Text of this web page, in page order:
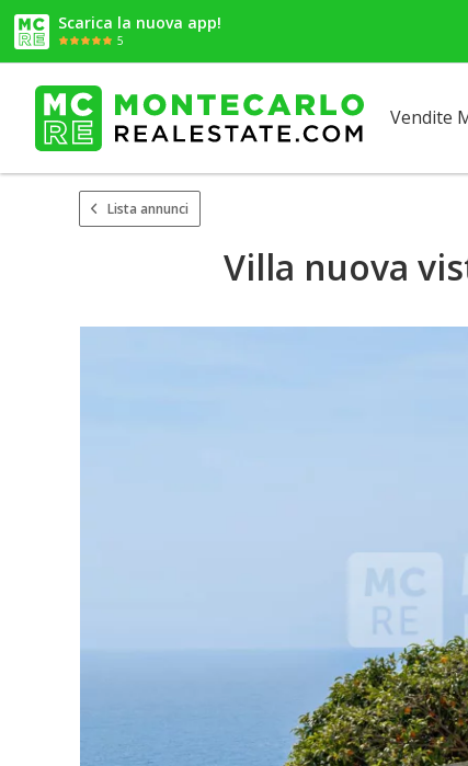
Scarica la nuova app!
5
Vendite
Lista annunci
Villa nuova